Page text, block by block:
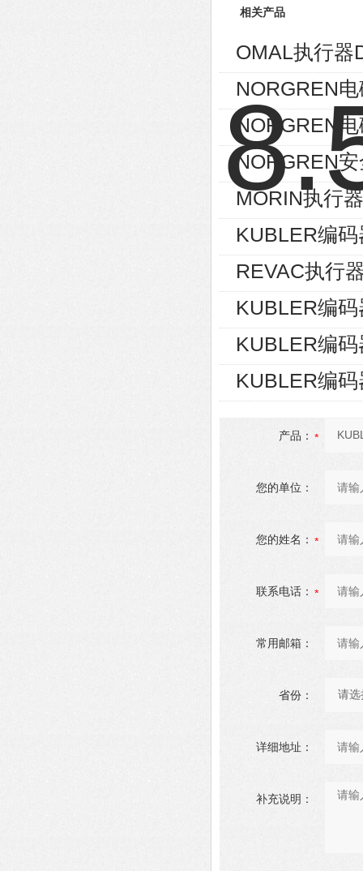
相关产品
OMAL执行器
NORGREN
NORGREN
NORGREN
MORIN执行
KUBLER编
REVAC执行
KUBLER编
KUBLER编
KUBLER编
产品：
您的单位：
您的姓名：
联系电话：
常用邮箱：
省份：
详细地址：
补充说明：